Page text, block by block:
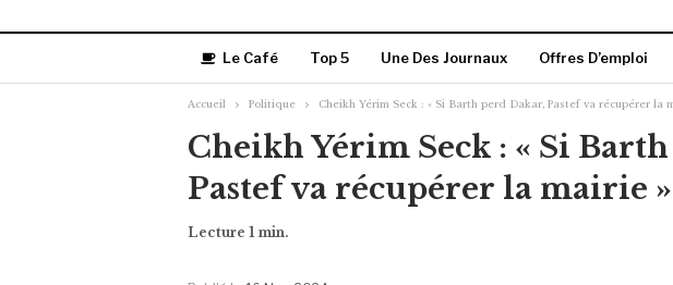
Le Café Top 5 Une Des Journaux Offres D’emploi
Accueil Politique Cheikh Yérim Seck : « Si Barth perd Dakar, Pastef va récupérer la
Cheikh Yérim Seck : « Si
Pastef va récupérer la mairie »